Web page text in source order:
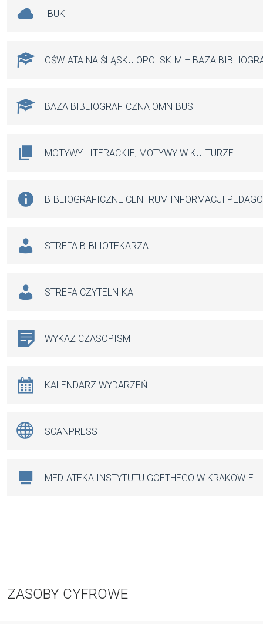
IBUK
OŚWIATA NA ŚLĄSKU OPOLSKIM – BAZA
BAZA BIBLIOGRAFICZNA OMNIBUS
MOTYWY LITERACKIE, MOTYWY W KULTURZE
BIBLIOGRAFICZNE CENTRUM INFORMACJI
STREFA BIBLIOTEKARZA
STREFA CZYTELNIKA
WYKAZ CZASOPISM
KALENDARZ WYDARZEŃ
SCANPRESS
MEDIATEKA INSTYTUTU GOETHEGO W KRAKOWIE
ZASOBY CYFROWE